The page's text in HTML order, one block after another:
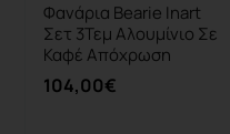
Φανάρια Bearie Inart
Σετ 3Τεμ Αλουμίνιο Σε
Καφέ Απόχρωση
104,00€